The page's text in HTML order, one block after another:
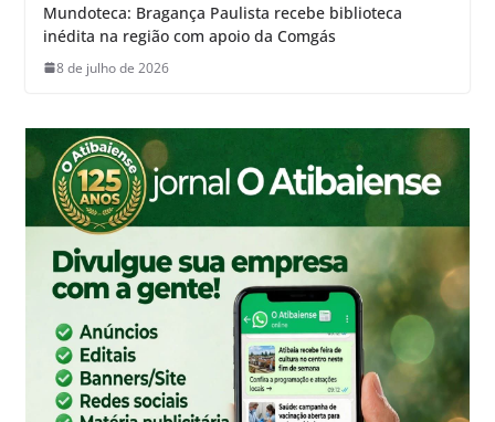
Mundoteca: Bragança Paulista recebe biblioteca
inédita na região com apoio da Comgás
8 de julho de 2026